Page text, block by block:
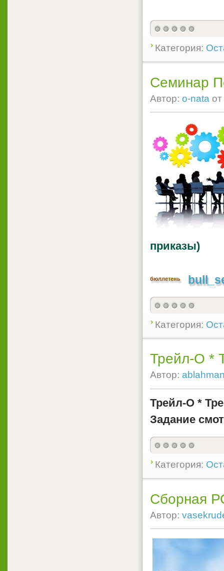
Категория:
Семинар
Автор: o-nata от
приказы)
бюллетень
Категория:
Трейл-О *
Автор:
Трейл-О *
Задание
Категория:
Сборная
Автор: